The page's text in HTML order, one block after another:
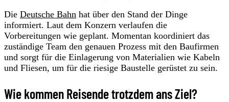
Die Deutsche Bahn hat über den Stand der Dinge
informiert. Laut dem Konzern verlaufen die
Vorbereitungen wie geplant. Momentan koordiniert das
zuständige Team den genauen Prozess mit den Baufirmen
und sorgt für die Einlagerung von Materialien wie Kabeln
und Fliesen, um für die riesige Baustelle gerüstet zu sein.
Wie kommen Reisende trotzdem ans Ziel?